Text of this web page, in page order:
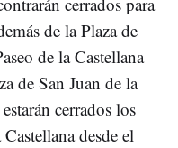
de la Plaza de
de la Castellana
de San Juan de la
cerrados los
desde el